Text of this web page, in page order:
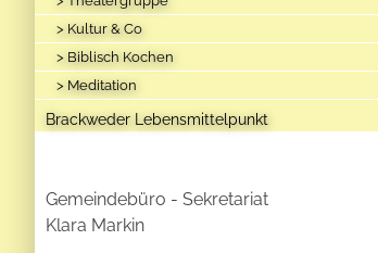
> Kultur & Co
> Biblisch Kochen
> Meditation
Brackweder Lebensmittelpunkt
Gemeindebüro - Sekretariat
Klara Markin